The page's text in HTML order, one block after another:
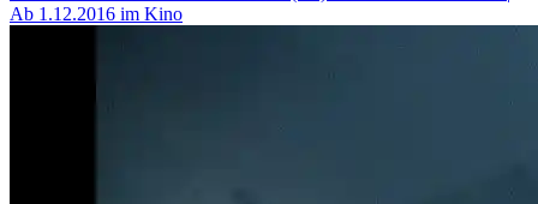
Ab 1.12.2016 im Kino